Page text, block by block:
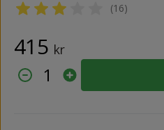
(16)
415 kr
1